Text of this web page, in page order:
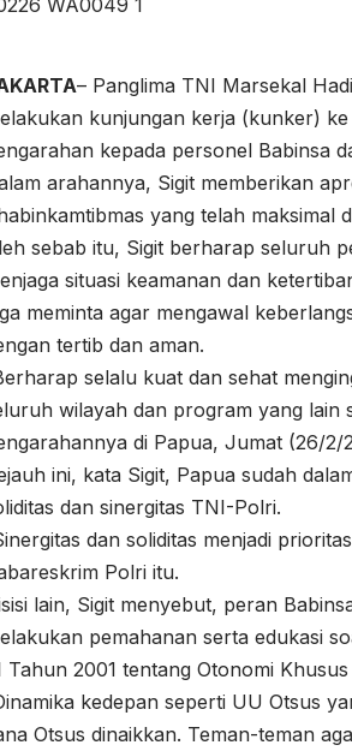
– Panglima TNI Marsekal
kunjungan kerja (kunker)
kepada personel Babinsa
arahannya, Sigit memberikan
yang telah maksimal
sebab itu, Sigit berharap seluruh
situasi keamanan dan
meminta agar mengawal
tertib dan aman.
selalu kuat dan sehat
wilayah dan program yang lain
di Papua, Jumat (26/2/
ini, kata Sigit, Papua sudah
dan sinergitas TNI-Polri.
dan soliditas menjadi
Polri itu.
lain, Sigit menyebut, peran
pemahanan serta edukasi
Tahun 2001 tentang Otonomi
kedepan seperti UU Otsus
Otsus dinaikkan. Teman-teman